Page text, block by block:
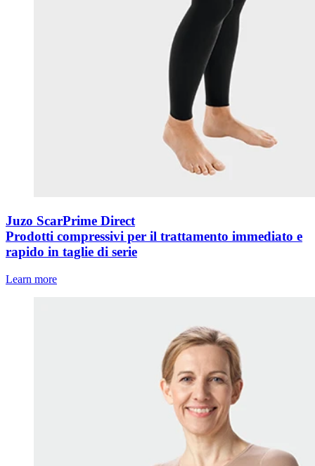
Juzo ScarPrime Direct
Prodotti compressivi per il trattamento immediato e
rapido in taglie di serie
Learn more